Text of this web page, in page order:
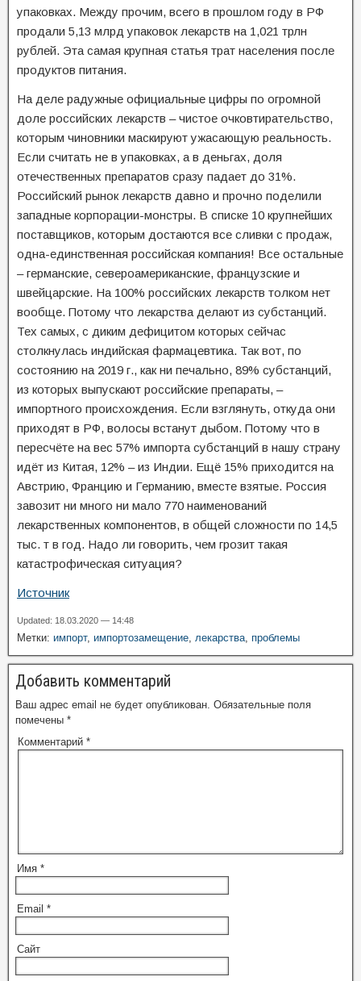
упаковках. Между прочим, всего в прошлом году в РФ
продали 5,13 млрд упаковок лекарств на 1,021 трлн
рублей. Эта самая крупная статья трат населения после
продуктов питания.
На деле радужные официальные цифры по огромной
доле российских лекарств – чистое очковтирательство,
которым чиновники маскируют ужасающую реальность.
Если считать не в упаковках, а в деньгах, доля
отечественных препаратов сразу падает до 31%.
Российский рынок лекарств давно и прочно поделили
западные корпорации-монстры. В списке 10 крупнейших
поставщиков, которым достаются все сливки с продаж,
одна-единственная российская компания! Все остальные
– германские, североамериканские, французские и
швейцарские. На 100% российских лекарств толком нет
вообще. Потому что лекарства делают из субстанций.
Тех самых, с диким дефицитом которых сейчас
столкнулась индийская фармацевтика. Так вот, по
состоянию на 2019 г., как ни печально, 89% субстанций,
из которых выпускают российские препараты, –
импортного происхождения. Если взглянуть, откуда они
приходят в РФ, волосы встанут дыбом. Потому что в
пересчёте на вес 57% импорта субстанций в нашу страну
идёт из Китая, 12% – из Индии. Ещё 15% приходится на
Австрию, Францию и Германию, вместе взятые. Россия
завозит ни много ни мало 770 наименований
лекарственных компонентов, в общей сложности по 14,5
тыс. т в год. Надо ли говорить, чем грозит такая
катастрофическая ситуация?
Источник
Updated: 18.03.2020 — 14:48
Метки: импорт, импортозамещение, лекарства, проблемы
Добавить комментарий
Ваш адрес email не будет опубликован. Обязательные поля
помечены *
Комментарий *
Имя *
Email *
Сайт